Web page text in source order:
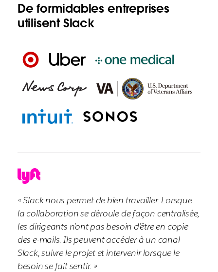
De formidables entreprises
utilisent Slack
« Slack nous permet de bien travailler. Lorsque
la collaboration se déroule de façon centralisée,
les dirigeants n’ont pas besoin d’être en copie
des e-mails. Ils peuvent accéder à un canal
Slack, suivre le projet et intervenir lorsque le
besoin se fait sentir. »